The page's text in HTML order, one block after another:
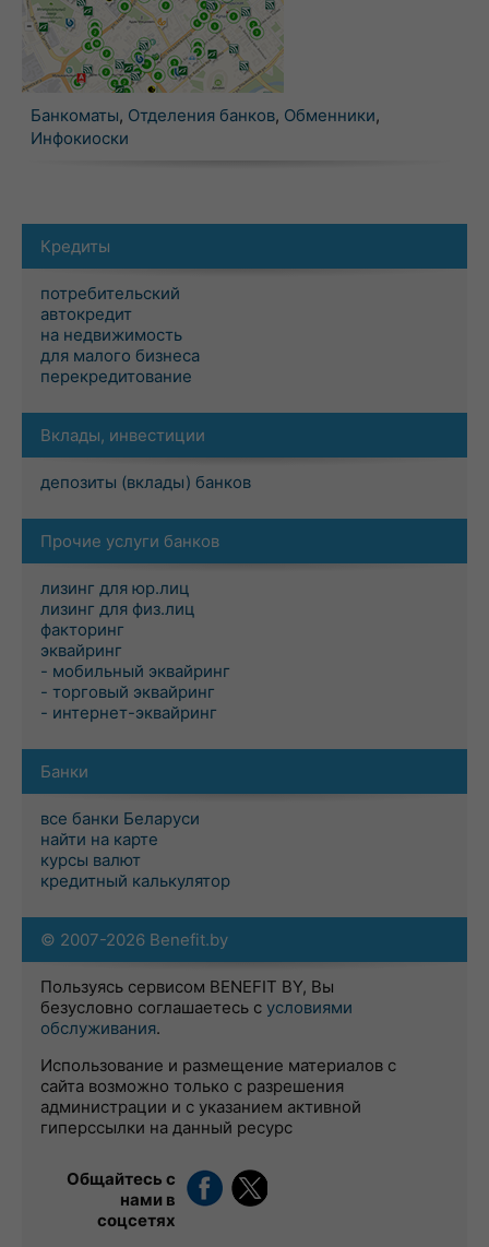
Банкоматы, Отделения банков, Обменники,
Инфокиоски
Кредиты
потребительский
автокредит
на недвижимость
для малого бизнеса
перекредитование
Вклады, инвестиции
депозиты (вклады) банков
Прочие услуги банков
лизинг для юр.лиц
лизинг для физ.лиц
факторинг
эквайринг
- мобильный эквайринг
- торговый эквайринг
- интернет-эквайринг
Банки
все банки Беларуси
найти на карте
курсы валют
кредитный калькулятор
© 2007-2026 Benefit.by
Пользуясь сервисом BENEFIT BY, Вы
безусловно соглашаетесь с условиями
обслуживания.
Использование и размещение материалов с
сайта возможно только с разрешения
администрации и с указанием активной
гиперссылки на данный ресурс
Общайтесь с
нами в
соцсетях